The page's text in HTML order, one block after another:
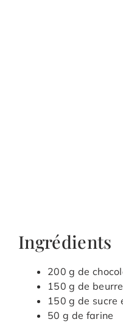
Ingrédients
200 g de
150 g de
150 g de sucre
50 g de farine